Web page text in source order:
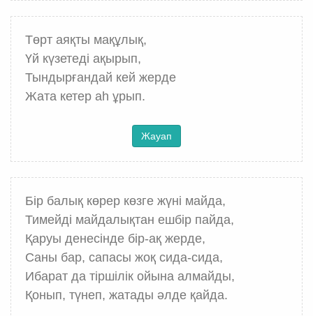
Төрт аяқты мақұлық,
Үй күзетеді ақырып,
Тындырғандай кей жерде
Жата кетер аһ ұрып.
Жауап
Бір балық көрер көзге жүні майда,
Тимейді майдалықтан ешбір пайда,
Қаруы денесінде бір-ақ жерде,
Саны бар, сапасы жоқ сида-сида,
Ибарат да тіршілік ойына алмайды,
Қонып, түнеп, жатады әлде қайда.